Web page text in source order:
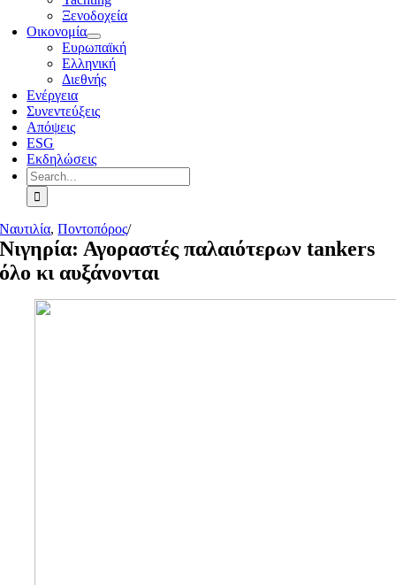
Ξενοδοχεία
Οικονομία
Ευρωπαϊκή
Ελληνική
Διεθνής
Ενέργεια
Συνεντεύξεις
Απόψεις
ESG
Εκδηλώσεις
Search
for:
Ναυτιλία,Ποντοπόρος/
Νιγηρία: Αγοραστές παλαιότερων tankers
όλο κι αυξάνονται